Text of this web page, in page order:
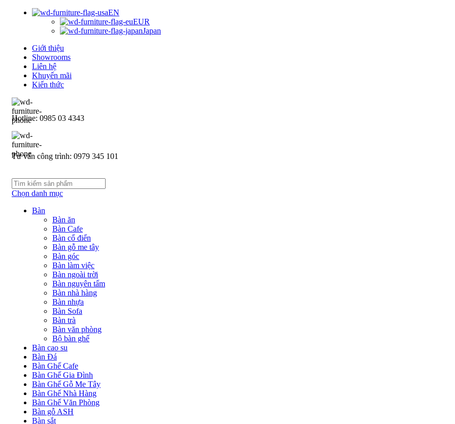
EN
EUR
Japan
Giới thiệu
Showrooms
Liên hệ
Khuyến mãi
Kiến thức
Hotline: 0985 03 4343
Tư vấn công trình: 0979 345 101
Chọn danh mục
Bàn
Bàn ăn
Bàn Cafe
Bàn cổ điển
Bàn gỗ me tây
Bàn góc
Bàn làm việc
Bàn ngoài trời
Bàn nguyên tấm
Bàn nhà hàng
Bàn nhựa
Bàn Sofa
Bàn trà
Bàn văn phòng
Bộ bàn ghế
Bàn cao su
Bàn Đá
Bàn Ghế Cafe
Bàn Ghế Gia Đình
Bàn Ghế Gỗ Me Tây
Bàn Ghế Nhà Hàng
Bàn Ghế Văn Phòng
Bàn gỗ ASH
Bàn sắt